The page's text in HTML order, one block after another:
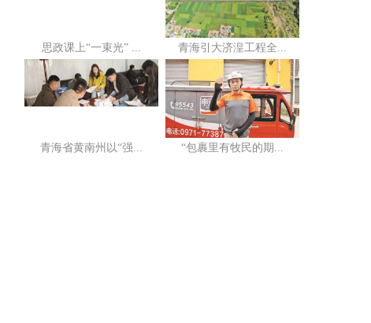
思政课上“一束光” ... 青海引大济湟工程全...
青海省黄南州以“强... “包裹里有牧民的期...